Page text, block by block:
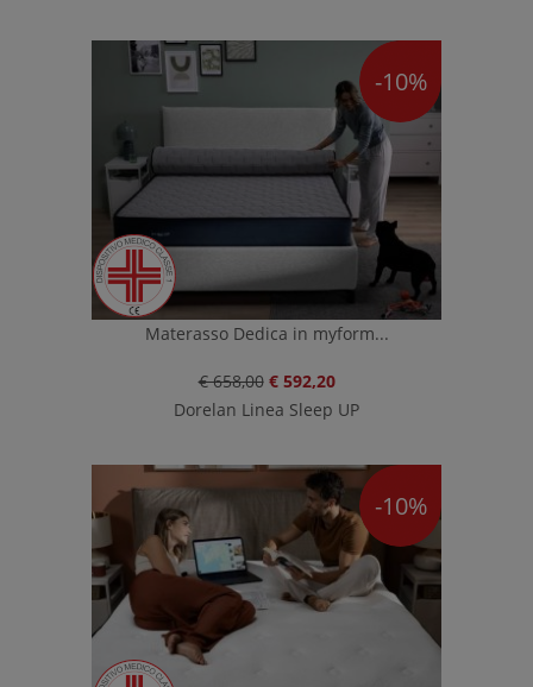
-10%
Materasso Dedica in myform...
€ 658,00 € 592,20
Dorelan Linea Sleep UP
-10%